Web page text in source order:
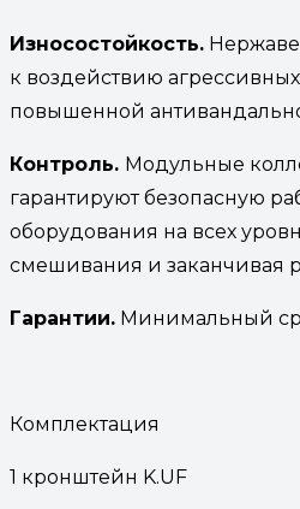
Износостойкость.
к воздействию
повышенной
Контроль. Модульные
гарантируют безопасную
оборудования на всех
смешивания и заканчивая
Гарантии. Минимальный
Комплектация
1 кронштейн K.UF